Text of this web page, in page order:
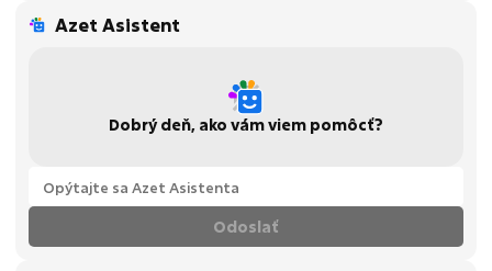
Azet Asistent
Dobrý deň, ako vám viem pomôcť?
Odoslať